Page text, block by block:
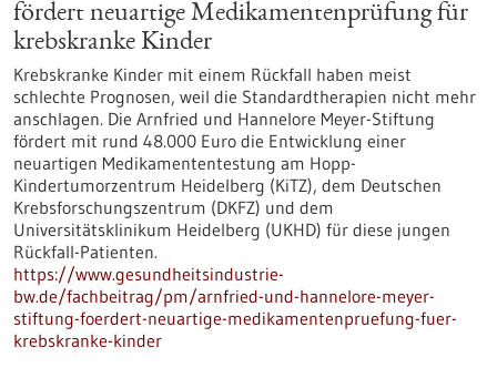
fördert neuartige Medikamentenprüfung für
krebskranke Kinder
Krebskranke Kinder mit einem Rückfall haben meist
schlechte Prognosen, weil die Standardtherapien nicht mehr
anschlagen. Die Arnfried und Hannelore Meyer-Stiftung
fördert mit rund 48.000 Euro die Entwicklung einer
neuartigen Medikamententestung am Hopp-
Kindertumorzentrum Heidelberg (KiTZ), dem Deutschen
Krebsforschungszentrum (DKFZ) und dem
Universitätsklinikum Heidelberg (UKHD) für diese jungen
Rückfall-Patienten.
https://www.gesundheitsindustrie-
bw.de/fachbeitrag/pm/arnfried-und-hannelore-meyer-
stiftung-foerdert-neuartige-medikamentenpruefung-fuer-
krebskranke-kinder